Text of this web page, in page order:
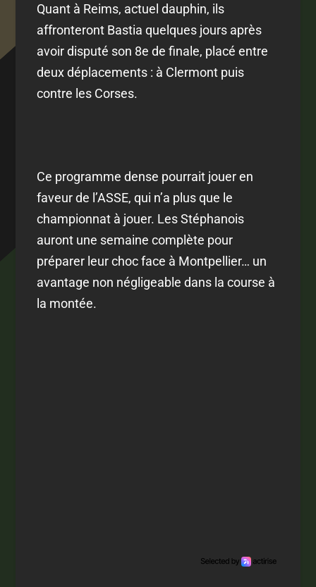
Quant à Reims, actuel dauphin, ils
affronteront Bastia quelques jours après
avoir disputé son 8e de finale, placé entre
deux déplacements : à Clermont puis
contre les Corses.
Ce programme dense pourrait jouer en
faveur de l’ASSE, qui n’a plus que le
championnat à jouer. Les Stéphanois
auront une semaine complète pour
préparer leur choc face à Montpellier… un
avantage non négligeable dans la course à
la montée.